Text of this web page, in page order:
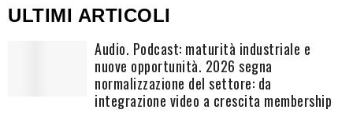
ULTIMI ARTICOLI
Audio. Podcast: maturità industriale e
nuove opportunità. 2026 segna
normalizzazione del settore: da
integrazione video a crescita membership